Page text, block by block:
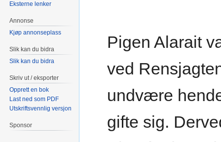
Pigen Alarait
ved
undvære
gifte sig.
Eksterne lenker
Annonse
Kjøp annonseplass
Slik kan du bidra
Slik kan du bidra
Skriv ut / eksporter
Opprett en bok
Last ned som PDF
Utskriftsvennlig versjon
Sponsor